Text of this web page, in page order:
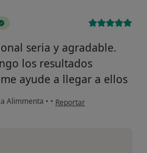
seria y agradable.
los resultados
ayude a llegar a ellos
Alimmenta • • en opinión del usuario ALR
Reportar